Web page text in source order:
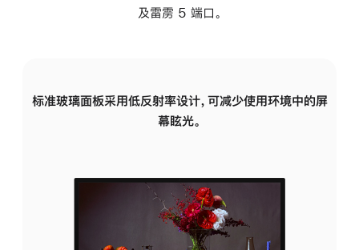
及雷雳 5 端口。
标准玻璃面板采用低反射率设计，可减少使用环境中的屏
幕眩光。